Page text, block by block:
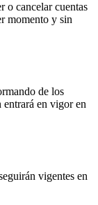
o cancelar cuentas
momento y sin
de los
en vigor en
vigentes en